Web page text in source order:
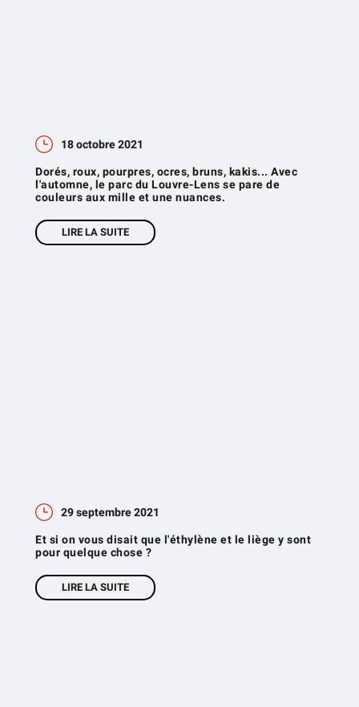
18 octobre 2021
Dorés, roux, pourpres, ocres, bruns, kakis... Avec
l'automne, le parc du Louvre-Lens se pare de
couleurs aux mille et une nuances.
LIRE LA SUITE
29 septembre 2021
Et si on vous disait que l'éthylène et le liège y sont
pour quelque chose ?
LIRE LA SUITE